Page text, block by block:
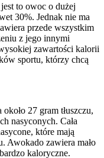
to owoc o dużej
30%. Jednak nie ma
przede wszystkim
z jego innymi
zawartości kalorii
sportu, którzy chcą
27 gram tłuszczu,
nasyconych. Cała
które mają
Awokado zawiera mało
kaloryczne.